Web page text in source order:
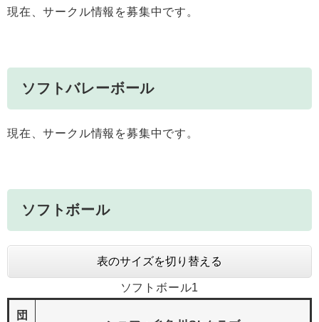
現在、サークル情報を募集中です。
ソフトバレーボール
現在、サークル情報を募集中です。
ソフトボール
表のサイズを切り替える
ソフトボール1
団